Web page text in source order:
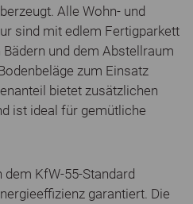
Alle Wohn- und
sind mit edlem Fertigparkett
und dem Abstellraum
zum Einsatz
bietet zusätzlichen
ist ideal für gemütliche
dem KfW-55-Standard
garantiert. Die